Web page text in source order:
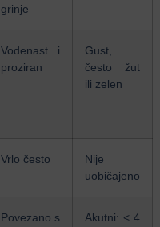
grinje
Vodenast i
proziran
Gust,
često žut
ili zelen
Vrlo često
Nije
uobičajeno
Povezano s
Akutni: < 4